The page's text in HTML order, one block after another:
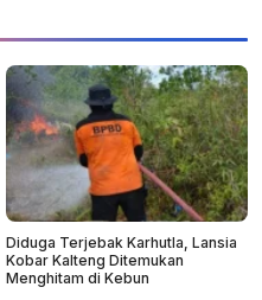
Diduga Terjebak Karhutla, Lansia
Kobar Kalteng Ditemukan
Menghitam di Kebun